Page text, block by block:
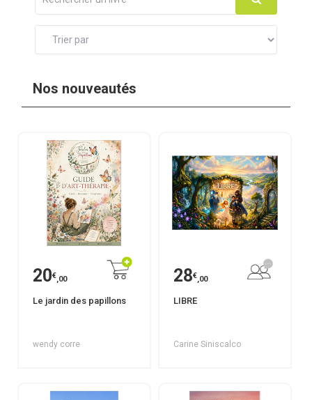
Nos nouveautés
20€,00
Le jardin des papillons
wendy corre
28€,00
LIBRE
Carine Siniscalco